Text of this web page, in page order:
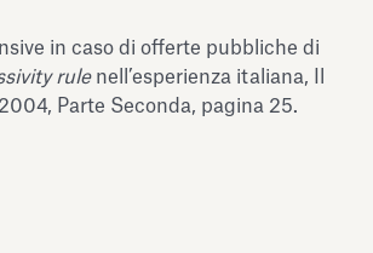
di Villa Albani
tuttoin caso di offerte pubbliche di
rulenell’esperienza italiana, Il
Parte Seconda, pagina 25.